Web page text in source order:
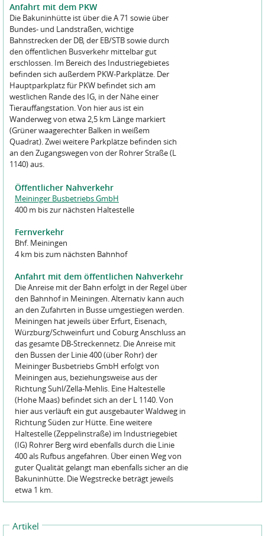
Anfahrt mit dem PKW
Die Bakuninhütte ist über die A 71 sowie über
Bundes- und Landstraßen, wichtige
Bahnstrecken der DB, der EB/STB sowie durch
den öffentlichen Busverkehr mittelbar gut
erschlossen. Im Bereich des Industriegebietes
befinden sich außerdem PKW-Parkplätze. Der
Hauptparkplatz für PKW befindet sich am
westlichen Rande des IG, in der Nähe einer
Tierauffangstation. Von hier aus ist ein
Wanderweg von etwa 2,5 km Länge markiert
(Grüner waagerechter Balken in weißem
Quadrat). Zwei weitere Parkplätze befinden sich
an den Zugangswegen von der Rohrer Straße (L
1140) aus.
Öffentlicher Nahverkehr
Meininger Busbetriebs GmbH
400 m bis zur nächsten Haltestelle
Fernverkehr
Bhf. Meiningen
4 km bis zum nächsten Bahnhof
Anfahrt mit dem öffentlichen Nahverkehr
Die Anreise mit der Bahn erfolgt in der Regel über
den Bahnhof in Meiningen. Alternativ kann auch
an den Zufahrten in Busse umgestiegen werden.
Meiningen hat jeweils über Erfurt, Eisenach,
Würzburg/Schweinfurt und Coburg Anschluss an
das gesamte DB-Streckennetz. Die Anreise mit
den Bussen der Linie 400 (über Rohr) der
Meininger Busbetriebs GmbH erfolgt von
Meiningen aus, beziehungsweise aus der
Richtung Suhl/Zella-Mehlis. Eine Haltestelle
(Hohe Maas) befindet sich an der L 1140. Von
hier aus verläuft ein gut ausgebauter Waldweg in
Richtung Süden zur Hütte. Eine weitere
Haltestelle (Zeppelinstraße) im Industriegebiet
(IG) Rohrer Berg wird ebenfalls durch die Linie
400 als Rufbus angefahren. Über einen Weg von
guter Qualität gelangt man ebenfalls sicher an die
Bakuninhütte. Die Wegstrecke beträgt jeweils
etwa 1 km.
Artikel